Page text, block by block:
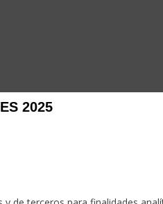
2025